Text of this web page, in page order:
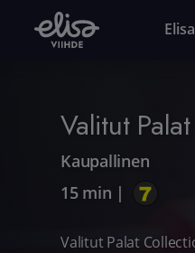
Valitut
Kaupallinen
15 min |
Valitut Palat